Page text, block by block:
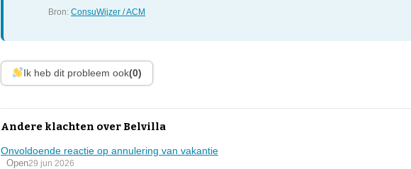
Bron:ConsuWijzer / ACM
Ik heb dit probleem ook(0)
Andere klachten over Belvilla
Onvoldoende reactie op annulering van vakantie
Open29 jun 2026